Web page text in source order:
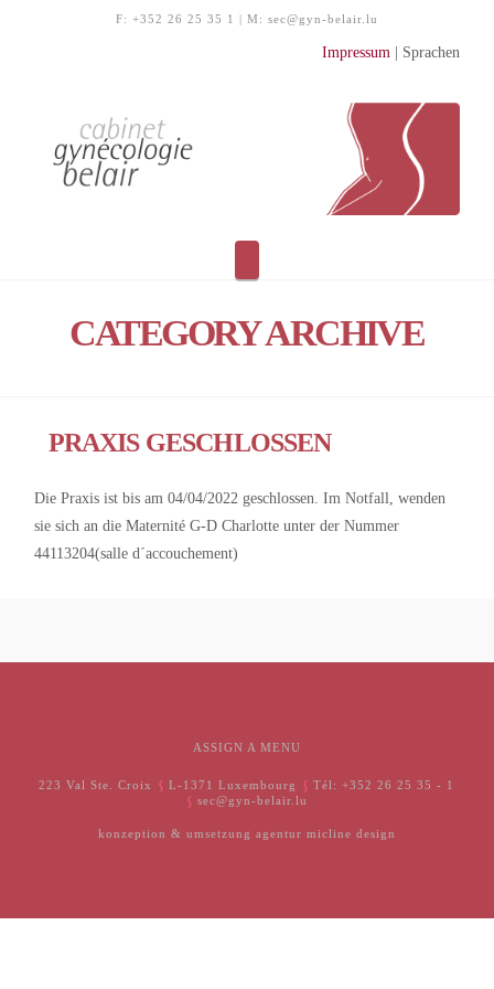
F: +352 26 25 35 1 | M: sec@gyn-belair.lu
Impressum| Sprachen
CATEGORY ARCHIVE
PRAXIS GESCHLOSSEN
Die Praxis ist bis am 04/04/2022 geschlossen. Im Notfall, wenden
sie sich an die Maternité G-D Charlotte unter der Nummer
44113204(salle d´accouchement)
ASSIGN A MENU
223 Val Ste. Croix L-1371 Luxembourg
Tél: +352 26 25 35 - 1
sec@gyn-belair.lu
konzeption & umsetzung agentur micline design